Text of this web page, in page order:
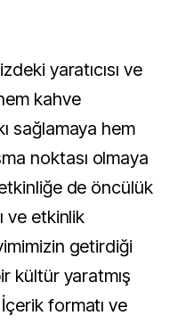
yaratıcısı ve
kahve
sağlamaya hem
noktası olmaya
de öncülük
ve etkinlik
getirdiği
kültür yaratmış
formatı ve